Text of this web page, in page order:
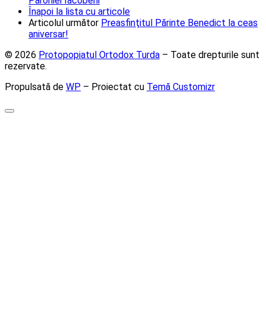
Înapoi la lista cu articole
Articolul următor Preasfinţitul Părinte Benedict la ceas
aniversar!
© 2026 Protopopiatul Ortodox Turda – Toate drepturile sunt
rezervate.
Propulsată de WP – Proiectat cu Temă Customizr